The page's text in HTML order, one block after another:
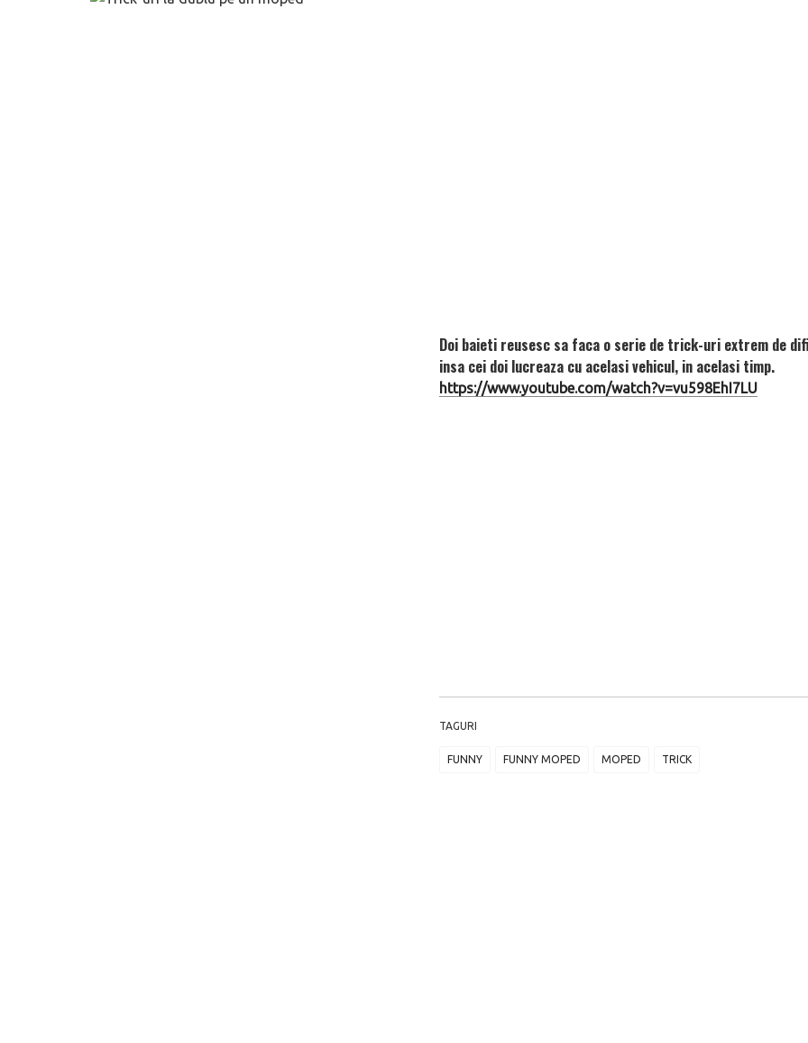
Doi baieti reusesc sa faca o serie de trick-uri extrem de
insa cei doi lucreaza cu acelasi vehicul, in acelasi timp.
https://www.youtube.com/watch?v=vu598EhI7LU
TAGURI
FUNNY FUNNY MOPED MOPED TRICK